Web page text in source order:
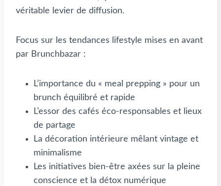
véritable levier de diffusion.
Focus sur les tendances lifestyle mises en avant
par Brunchbazar :
L’importance du « meal prepping » pour un
brunch équilibré et rapide
L’essor des cafés éco-responsables et lieux
de partage
La décoration intérieure mêlant vintage et
minimalisme
Les initiatives bien-être axées sur la pleine
conscience et la détox numérique